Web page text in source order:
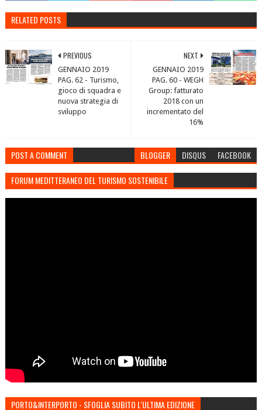
RELATED POSTS
NEXT
GENNAIO 2019
PAG. 60 - WEGH
Group: fatturato
2018 con un
incrementato del
16%
PREVIOUS
GENNAIO 2019
PAG. 62 - Turismo,
gioco di squadra e
nuova strategia di
sviluppo
POST A COMMENT BLOGGER DISQUS FACEBOOK
FORUM MEDITTERANEO DEL TURISMO SOSTENIBILE
PORTO&INTERPORTO - SFOGLIA SUBITO L'ULTIMA EDIZIONE